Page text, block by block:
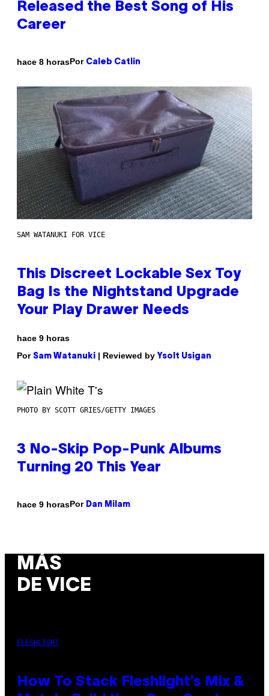
Released the Best Song of His
Career
hace 8 horasPor Caleb Catlin
SAM WATANUKI FOR VICE
This Discreet Lockable Sex Toy
Bag Is the Nightstand Upgrade
Your Play Drawer Needs
hace 9 horas
Por Sam Watanuki | Reviewed by Ysolt Usigan
PHOTO BY SCOTT GRIES/GETTY IMAGES
3 No-Skip Pop-Punk Albums
Turning 20 This Year
hace 9 horasPor Dan Milam
MÁS
DE VICE
FLESHLIGHT
How To Stack Fleshlight’s Mix &